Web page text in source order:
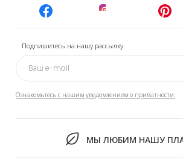
Подпишитесь на нашу рассылку
Ознакомьтесь с нашим уведомлением о приватности.
МЫ ЛЮБИМ НАШУ